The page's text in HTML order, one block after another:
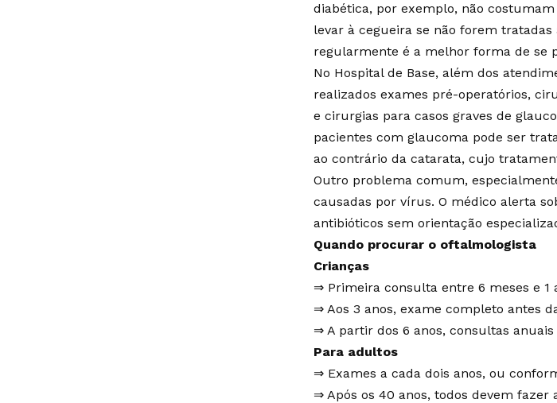
diabética, por exemplo, não
levar à cegueira se não forem
regularmente é a melhor forma de se
No Hospital de Base, além dos
realizados exames pré-operatórios,
e cirurgias para casos graves de
pacientes com glaucoma pode ser
ao contrário da catarata, cujo
Outro problema comum,
causadas por vírus. O médico alerta
antibióticos sem orientação
Quando procurar o oftalmologista
Crianças
⇒ Primeira consulta entre 6 meses e 1
⇒ Aos 3 anos, exame completo antes
⇒ A partir dos 6 anos, consultas anuais
Para adultos
⇒ Exames a cada dois anos, ou
⇒ Após os 40 anos, todos devem